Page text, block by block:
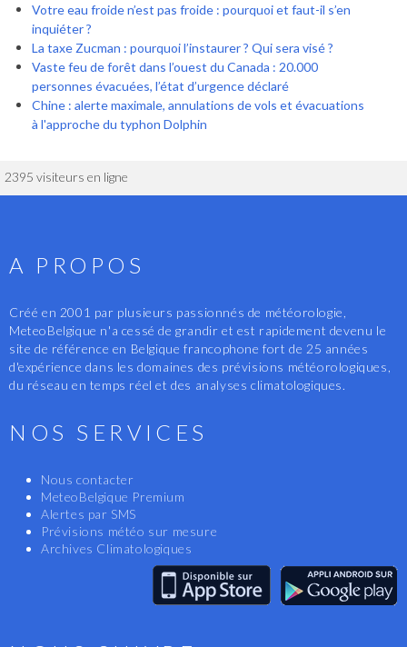
Votre eau froide n’est pas froide : pourquoi et faut-il s’en
inquiéter ?
La taxe Zucman : pourquoi l’instaurer ? Qui sera visé ?
Vaste feu de forêt dans l’ouest du Canada : 20.000
personnes évacuées, l’état d’urgence déclaré
Chine : alerte maximale, annulations de vols et évacuations
à l'approche du typhon Dolphin
2395 visiteurs en ligne
A PROPOS
Créé en 2001 par plusieurs passionnés de météorologie,
MeteoBelgique n'a cessé de grandir et est rapidement devenu le
site de référence en Belgique francophone fort de 25 années
d'expérience dans les domaines des prévisions météorologiques,
du réseau en temps réel et des analyses climatologiques.
NOS SERVICES
Nous contacter
MeteoBelgique Premium
Alertes par SMS
Prévisions météo sur mesure
Archives Climatologiques